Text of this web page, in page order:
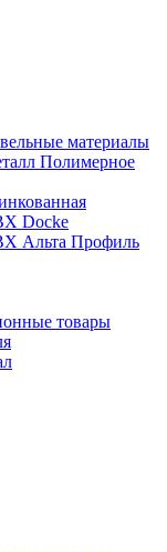
материалы
Полимерное
Docke
Альта Профиль
товары